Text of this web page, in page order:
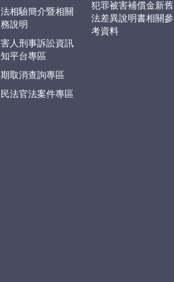
相驗簡介暨相關
務說明
人刑事訴訟資訊
平台專區
取消查詢專區
民法官法案件專區
犯罪被害補償金新舊
法差異說明書相關參
考資料